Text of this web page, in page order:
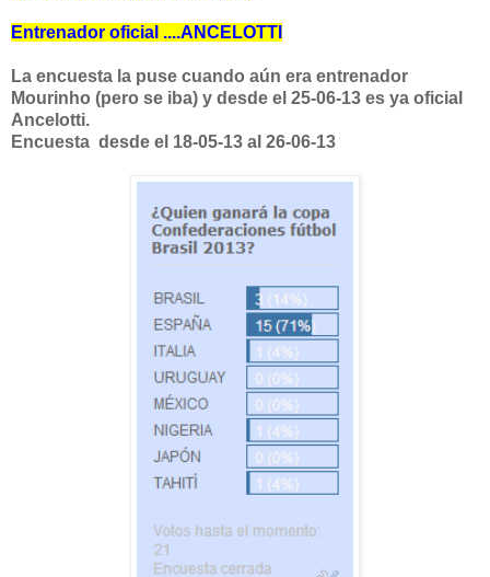
Entrenador oficial ....ANCELOTTI
La encuesta la puse cuando aún era entrenador
Mourinho (pero se iba) y desde el 25-06-13 es ya oficial
Ancelotti.
Encuesta desde el 18-05-13 al 26-06-13